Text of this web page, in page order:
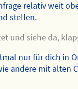
relativ weit
stellen.
und siehe da,
nur für dich in
andere mit alten